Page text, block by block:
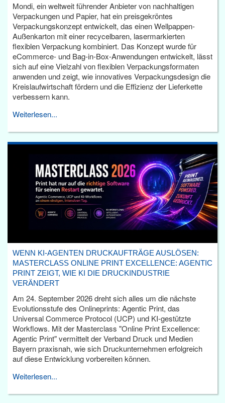
Mondi, ein weltweit führender Anbieter von nachhaltigen
Verpackungen und Papier, hat ein preisgekröntes
Verpackungskonzept entwickelt, das einen Wellpappen-
Außenkarton mit einer recycelbaren, lasermarkierten
flexiblen Verpackung kombiniert. Das Konzept wurde für
eCommerce- und Bag-in-Box-Anwendungen entwickelt, lässt
sich auf eine Vielzahl von flexiblen Verpackungsformaten
anwenden und zeigt, wie innovatives Verpackungsdesign die
Kreislaufwirtschaft fördern und die Effizienz der Lieferkette
verbessern kann.
Weiterlesen...
WENN KI-AGENTEN DRUCKAUFTRÄGE AUSLÖSEN:
MASTERCLASS ONLINE PRINT EXCELLENCE: AGENTIC
PRINT ZEIGT, WIE KI DIE DRUCKINDUSTRIE
VERÄNDERT
Am 24. September 2026 dreht sich alles um die nächste
Evolutionsstufe des Onlineprints: Agentic Print, das
Universal Commerce Protocol (UCP) und KI-gestützte
Workflows. Mit der Masterclass "Online Print Excellence:
Agentic Print" vermittelt der Verband Druck und Medien
Bayern praxisnah, wie sich Druckunternehmen erfolgreich
auf diese Entwicklung vorbereiten können.
Weiterlesen...